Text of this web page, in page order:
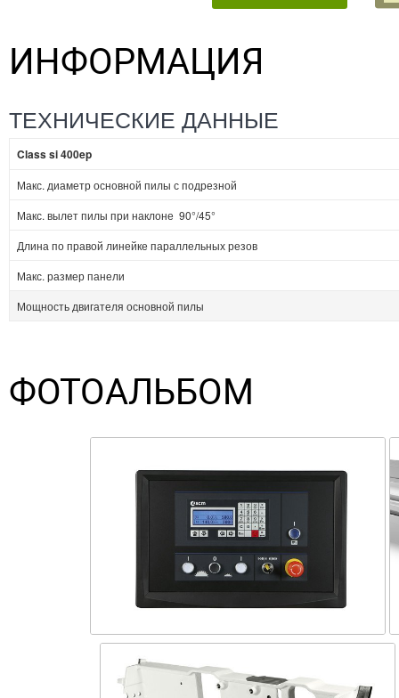
ИНФОРМАЦИЯ
ТЕХНИЧЕСКИЕ ДАННЫЕ
Class si 400ep
Макс. диаметр основной пилы с подрезной
Макс. вылет пилы при наклоне 90°/45°
Длина по правой линейке параллельных резов
Макс. размер панели
Мощность двигателя основной пилы
ФОТОАЛЬБОМ